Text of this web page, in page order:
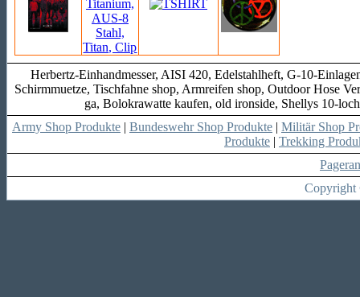
Herbertz-Einhandmesser, AISI 420, Edelstahlheft, G-10-
Schirmmuetze, Tischfahne shop, Armreifen shop, Outdoor Hose
ga, Bolokrawatte kaufen, old ironside, Shellys 10-
Army Shop Produkte | Bundeswehr Shop Produkte | Militär Shop
Produkte | Trekking